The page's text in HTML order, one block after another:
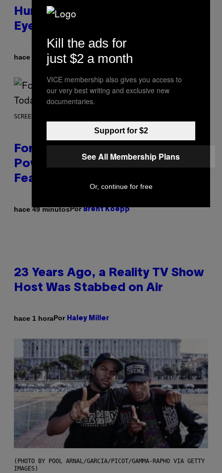
Human Eye Back to a Tiny One-
Eyed Creature
hace 5 minutosPorLuis Prada
SCREENSHOT: EPIC GAMES
Fortnite Gem Hours Start Time:
Power Hour Today Schedule and
Featured Sprites
hace 49 minutosPor Brent Koepp
23 Years Ago, a Reality TV Show
Host Was Stabbed on Air
hace 1 horaPor Haley Miller
(PHOTO BY POOL ARNAL/GARCIA/PICOT/GAMMA-RAPHO VIA GETTY
IMAGES)
Kill the ads for
just $2 a month
VICE membership also gives you access to
our very best writing and exclusive new
documentaries.
Support for $2
See All Membership Plans
Or, continue for free